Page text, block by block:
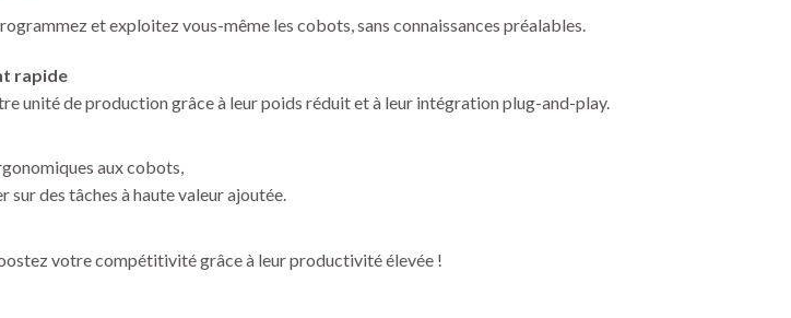
et exploitez vous-même les cobots, sans connaissances préalables.
rapide
unité de production grâce à leur poids réduit et à leur intégration plug-and-play.
aux cobots,
sur des tâches à haute valeur ajoutée.
votre compétitivité grâce à leur productivité élevée !